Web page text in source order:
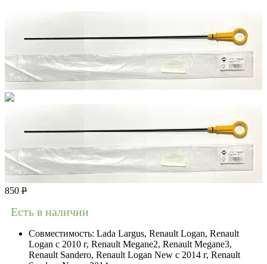
850 Р
Есть в наличии
Совместимость: Lada Largus, Renault Logan, Renault
Logan c 2010 г, Renault Megane2, Renault Megane3,
Renault Sandero, Renault Logan New с 2014 г, Renault